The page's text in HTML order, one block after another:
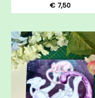
€7,50